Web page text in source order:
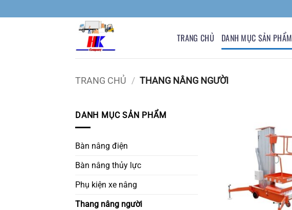
qua
TRANG CHỦ DANH MỤC SẢN PHẨM
TRANG CHỦ / THANG NÂNG NGƯỜI
DANH MỤC SẢN PHẨM
Bàn nâng điện
Bàn nâng thủy lực
Phụ kiện xe nâng
Thang nâng người